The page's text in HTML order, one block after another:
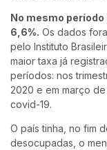
No mesmo
6,6%. Os dados
pelo Instituto
maior taxa já
períodos: nos
2020 e em março
covid-19.
O país tinha, no fim
desocupadas, o